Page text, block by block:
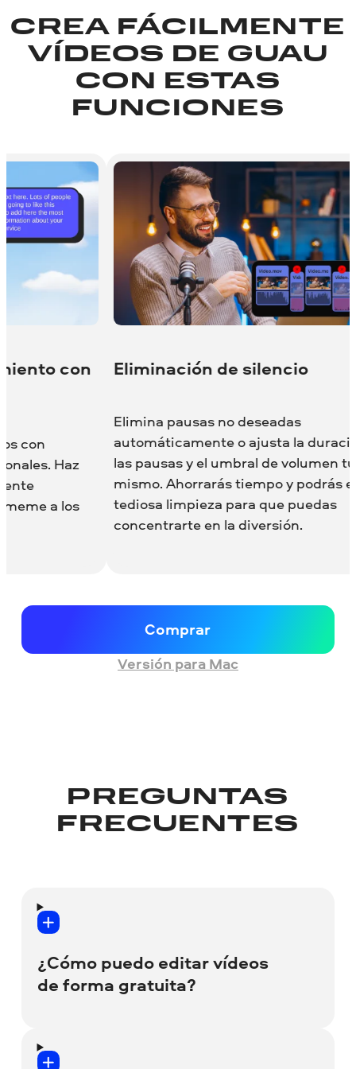
CREA FÁCILMENTE
VÍDEOS DE GUAU
CON ESTAS
FUNCIONES
de silencio
pausas no deseadas
o ajusta la duración de
y el umbral de volumen tú
Ahorrarás tiempo y podrás evitar la
limpieza para que puedas
en la diversión.
Efectos
Mejore sus
nuevos
de polvo
Comprar
Versión para Mac
PREGUNTAS
FRECUENTES
¿Cómo puedo editar vídeos
de forma gratuita?
Hay muchos editores de video gratuitos